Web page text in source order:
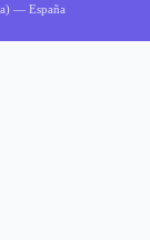
— España